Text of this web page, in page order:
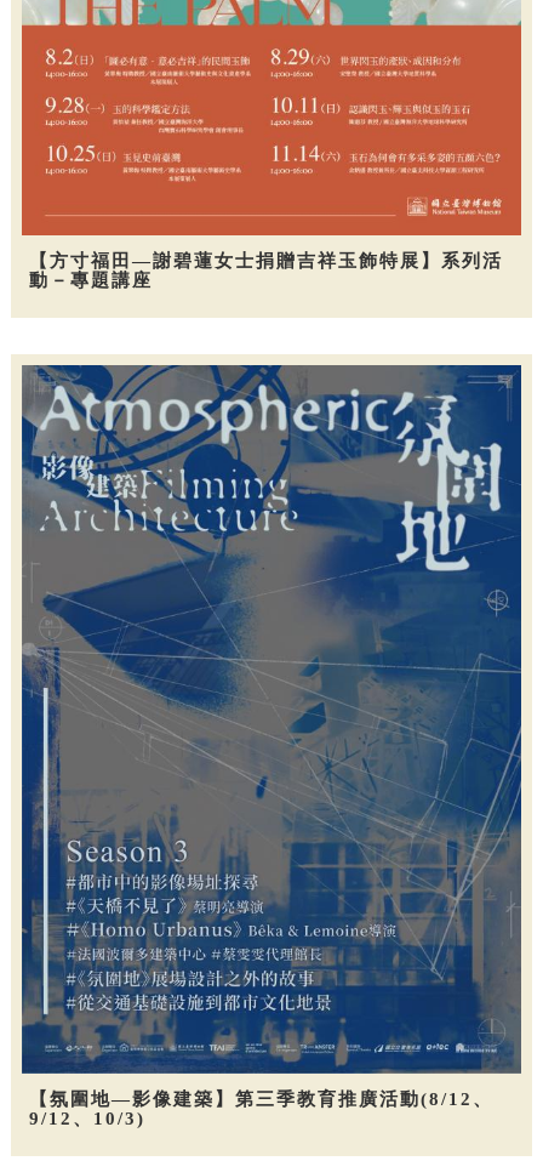
【方寸福田—謝碧蓮女士捐贈吉祥玉飾特展】系列活
動－專題講座
【氛圍地—影像建築】第三季教育推廣活動(8/12、
9/12、10/3)